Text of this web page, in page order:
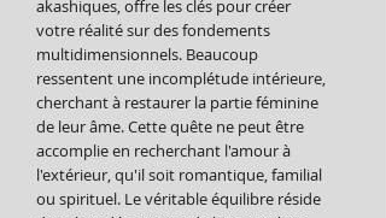
akashiques, offre les clés pour créer
votre réalité sur des fondements
multidimensionnels. Beaucoup
ressentent une incomplétude intérieure,
cherchant à restaurer la partie féminine
de leur âme. Cette quête ne peut être
accomplie en recherchant l'amour à
l'extérieur, qu'il soit romantique, familial
ou spirituel. Le véritable équilibre réside